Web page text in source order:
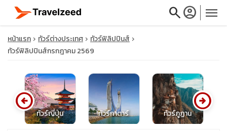
searchaccount_circle menu
close
travel_explore
หน้าแรก ทัวร์ต่างประเทศ
ทัวร์ฟิลิปปินส์
ทัวร์ฟิลิปปินส์กรกฎาคม 2569
ทัวร์ญี่ปุ่น ทัวร์กาตาร์ ทัวร์ภูฏาน
arrow_circle_left arrow_circle_right